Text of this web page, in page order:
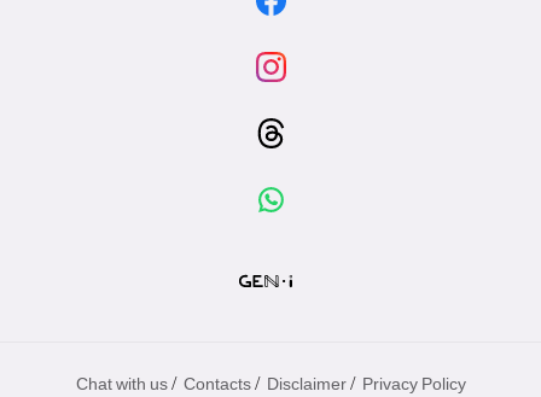
Chat with us / Contacts / Disclaimer / Privacy Policy